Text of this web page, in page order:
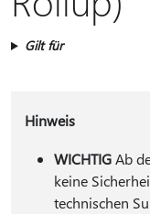
Gilt für
Hinweis
WICHTIGAb
keine
technischen